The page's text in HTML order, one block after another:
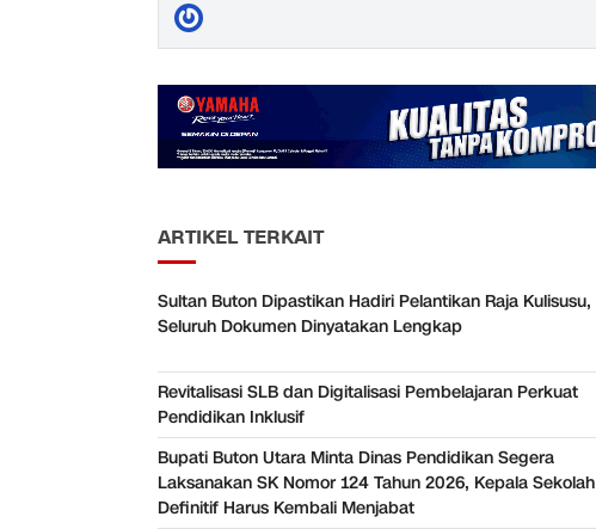
ARTIKEL TERKAIT
Sultan Buton Dipastikan Hadiri Pelantikan Raja Kulisusu,
Seluruh Dokumen Dinyatakan Lengkap
Revitalisasi SLB dan Digitalisasi Pembelajaran Perkuat
Pendidikan Inklusif
Bupati Buton Utara Minta Dinas Pendidikan Segera
Laksanakan SK Nomor 124 Tahun 2026, Kepala Sekolah
Definitif Harus Kembali Menjabat